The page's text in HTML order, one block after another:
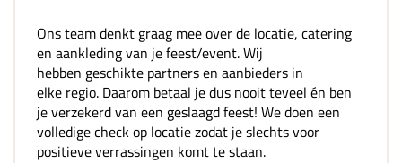
Ons team denkt graag mee over de locatie, catering
en aankleding van je feest/event. Wij
hebben geschikte partners en aanbieders in
elke regio. Daarom betaal je dus nooit teveel én ben
je verzekerd van een geslaagd feest! We doen een
volledige check op locatie zodat je slechts voor
positieve verrassingen komt te staan.